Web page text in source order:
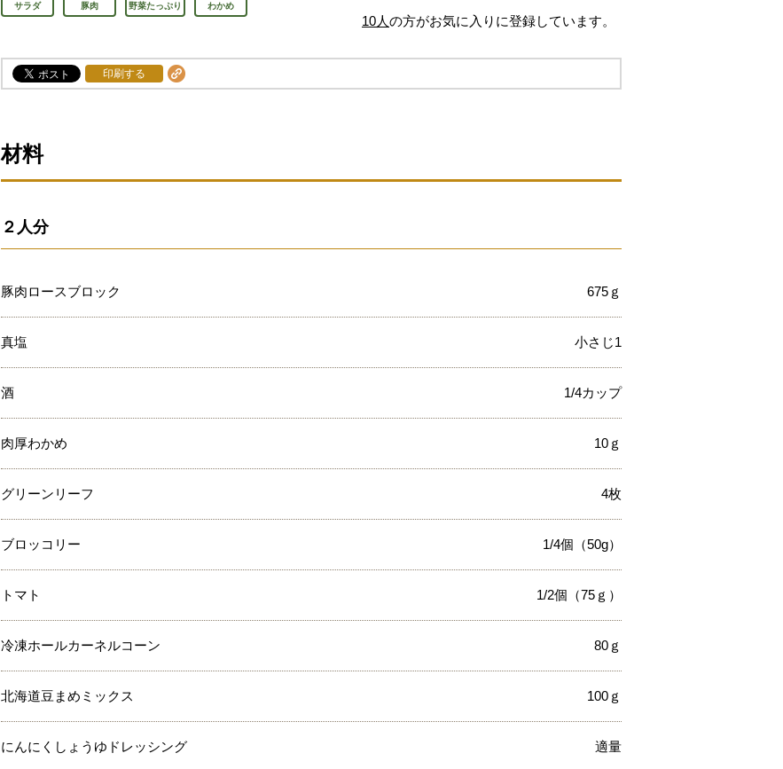
サラダ 豚肉 野菜たっぷり わかめ
10人の方がお気に入りに登録しています。
印刷する
材料
２人分
豚肉ロースブロック 675ｇ
真塩 小さじ1
酒 1/4カップ
肉厚わかめ 10ｇ
グリーンリーフ 4枚
ブロッコリー 1/4個（50g）
トマト 1/2個（75ｇ）
冷凍ホールカーネルコーン 80ｇ
北海道豆まめミックス 100ｇ
にんにくしょうゆドレッシング 適量